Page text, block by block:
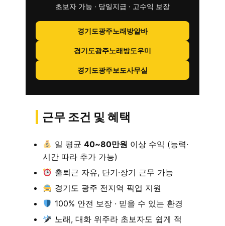
초보자 가능 · 당일지급 · 고수익 보장
경기도광주노래방알바
경기도광주노래방도우미
경기도광주보도사무실
근무 조건 및 혜택
일 평균 40~80만원 이상 수익 (능력·
시간 따라 추가 가능)
출퇴근 자유, 단기·장기 근무 가능
경기도 광주 전지역 픽업 지원
100% 안전 보장 · 믿을 수 있는 환경
노래, 대화 위주라 초보자도 쉽게 적